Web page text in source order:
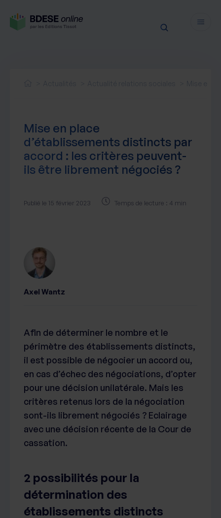
Actualités produit
Notre newsletter
Nos webinaires
Nos livres blancs
Mise en place
d’établissements distincts par
accord : les critères peuvent-
ils être librement négociés ?
Publié le 15 février 2023 Temps de lecture : 4 min
Afin de déterminer le nombre et le
périmètre des établissements distincts,
il est possible de négocier un accord ou,
en cas d’échec des négociations, d’opter
pour une décision unilatérale. Mais les
critères retenus lors de la négociation
sont-ils librement négociés ? Eclairage
avec une décision récente de la Cour de
cassation.
2 possibilités pour la
détermination des
établissements distincts
Axel Wantz